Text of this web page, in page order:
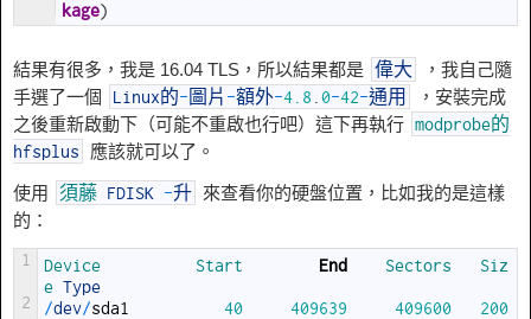
kage)
結果有很多，我是 16.04 TLS，所以結果都是 偉大
，我自己隨
手選了一個
Linux的- 圖片 -額外-4.8 0-42-通用
，安裝完成
之後重新啟動下（可能不重啟也行吧）這下再執行 modprobe的
hfsplus
應該就可以了。
使用 須藤 FDISK -升
來查看你的硬盤位置，比如我的是這樣
的：
1
2
Device Start End Sectors Siz
e Type
/dev/sda1 40 409639 409600
200